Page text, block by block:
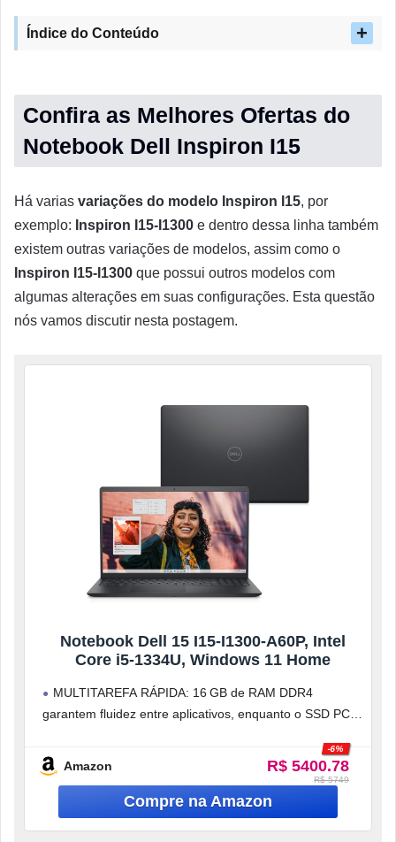
Índice do Conteúdo
Confira as Melhores Ofertas do
Notebook Dell Inspiron I15
Há varias variações do modelo Inspiron I15, por
exemplo: Inspiron I15-I1300 e dentro dessa linha também
existem outras variações de modelos, assim como o
Inspiron I15-I1300 que possui outros modelos com
algumas alterações em suas configurações. Esta questão
nós vamos discutir nesta postagem.
Notebook Dell 15 I15-I1300-A60P, Intel
Core i5-1334U, Windows 11 Home
MULTITAREFA RÁPIDA: 16 GB de RAM DDR4
garantem fluidez entre aplicativos, enquanto o SSD PCIe
Amazon R$ 5400.78
-6%
R$ 5749